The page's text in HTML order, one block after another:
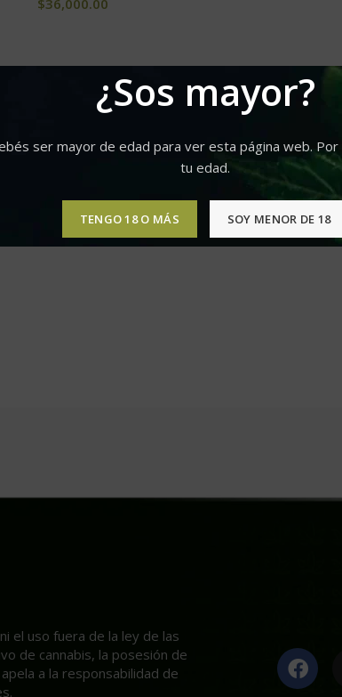
¿Sos mayor?
ser mayor de edad para ver esta página web.
tu edad.
TENGO 18 O MÁS SOY MENOR DE 18
$36,000.00
el uso fuera de la ley de las
de cannabis, la posesión de
a la responsabilidad de